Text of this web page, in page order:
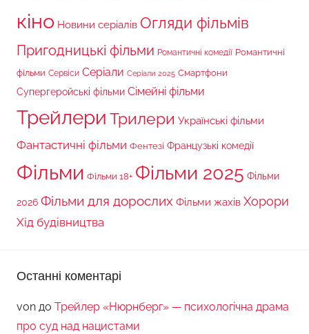
кіно Новини серіалів Огляди фільмів
Пригодницькі фільми Романтичні комедії Романтичні
фільми Сервіси Серіали Серіали 2025 Смартфони
Супергеройські фільми Сімейні фільми
Трейлери Трилери Українські фільми
Фантастичні фільми Фентезі Французькі комедії
Фільми Фільми 18+ Фільми 2025 Фільми
2026 Фільми для дорослих Фільми жахів Хорори
Хід будівництва
Останні коментарі
von до Трейлер «Нюрнберг» — психологічна драма
про суд над нацистами